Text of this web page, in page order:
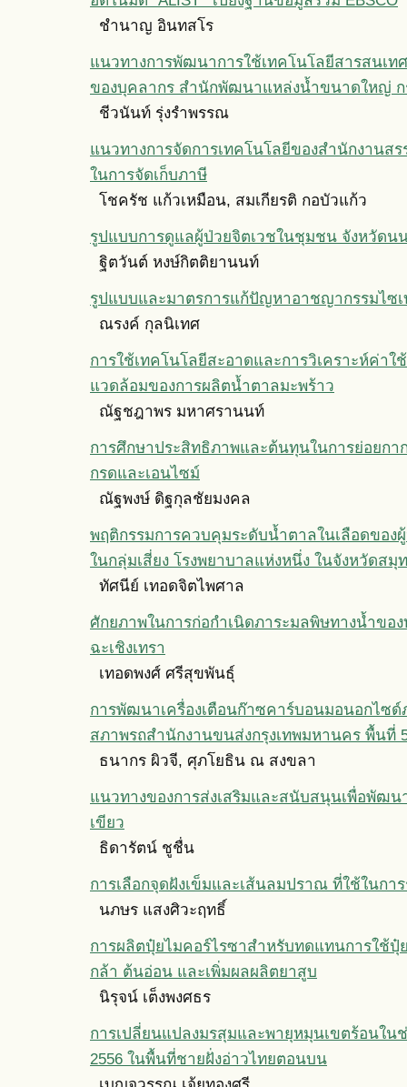
ชำนาญ อินทสโร
แนวทางการพัฒนาการใช้เทคโนโลยีสารสนเท
ของบุคลากร สำนักพัฒนาแหล่งน้ำขนาดใหญ่
ชีวนันท์ รุ่งรำพรรณ
แนวทางการจัดการเทคโนโลยีของสำนักงานส
ในการจัดเก็บภาษี
โชครัช แก้วเหมือน, สมเกียรติ กอบัวแก้ว
รูปแบบการดูแลผู้ป่วยจิตเวชในชุมชน จังหวัดน
ฐิตวันต์ หงษ์กิตติยานนท์
รูปแบบและมาตรการแก้ปัญหาอาชญากรรมไซเ
ณรงค์ กุลนิเทศ
การใช้เทคโนโลยีสะอาดและการวิเคราะห์ค่าใ
แวดล้อมของการผลิตนํ้าตาลมะพร้าว
ณัฐชฎาพร มหาศรานนท์
การศึกษาประสิทธิภาพและต้นทุนในการย่อยกา
กรดและเอนไซม์
ณัฐพงษ์ ดิฐกุลชัยมงคล
พฤติกรรมการควบคุมระดับน้ำตาลในเลือดของ
ในกลุ่มเสี่ยง โรงพยาบาลแห่งหนึ่ง ในจังหวัดสมุ
ทัศนีย์ เทอดจิตไพศาล
ศักยภาพในการก่อกำเนิดภาระมลพิษทางนํ้าขอ
ฉะเชิงเทรา
เทอดพงศ์ ศรีสุขพันธุ์
การพัฒนาเครื่องเตือนก๊าซคาร์บอนมอนอกไซด์
สภาพรถสำนักงานขนส่งกรุงเทพมหานคร พื้นที่
ธนากร ผิวจี, ศุภโยธิน ณ สงขลา
แนวทางของการส่งเสริมและสนับสนุนเพื่อพัฒน
เขียว
ธิดารัตน์ ชูชื่น
การเลือกจุดฝังเข็มและเส้นลมปราณ ที่ใช้ในกา
นภษร แสงศิวะฤทธิ์
การผลิตปุ๋ยไมคอร์ไรซาสำหรับทดแทนการใช้ปุ๋
กล้า ต้นอ่อน และเพิ่มผลผลิตยาสูบ
นิรุจน์ เต็งพงศธร
การเปลี่ยนแปลงมรสุมและพายุหมุนเขตร้อนใน
2556 ในพื้นที่ชายฝั่งอ่าวไทยตอนบน